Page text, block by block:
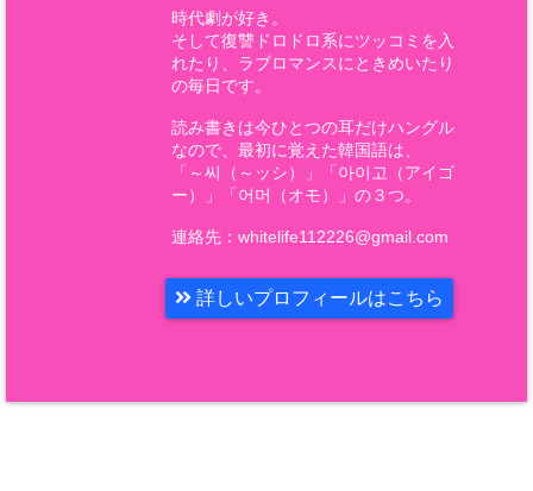
時代劇が好き。
そして復讐ドロドロ系にツッコミを入
れたり、ラブロマンスにときめいたり
の毎日です。
読み書きは今ひとつの耳だけハングル
なので、最初に覚えた韓国語は、
「～씨（～ッシ）」「아이고（アイゴ
ー）」「어머（オモ）」の３つ。
連絡先：whitelife112226@gmail.com
詳しいプロフィールはこちら